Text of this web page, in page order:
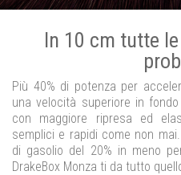
In 10 cm tutte
Più 40% di potenza per
una velocità superiore in
con maggiore ripresa ed
semplici e rapidi come non
di gasolio del 20% in meno
DrakeBox Monza ti da tutto